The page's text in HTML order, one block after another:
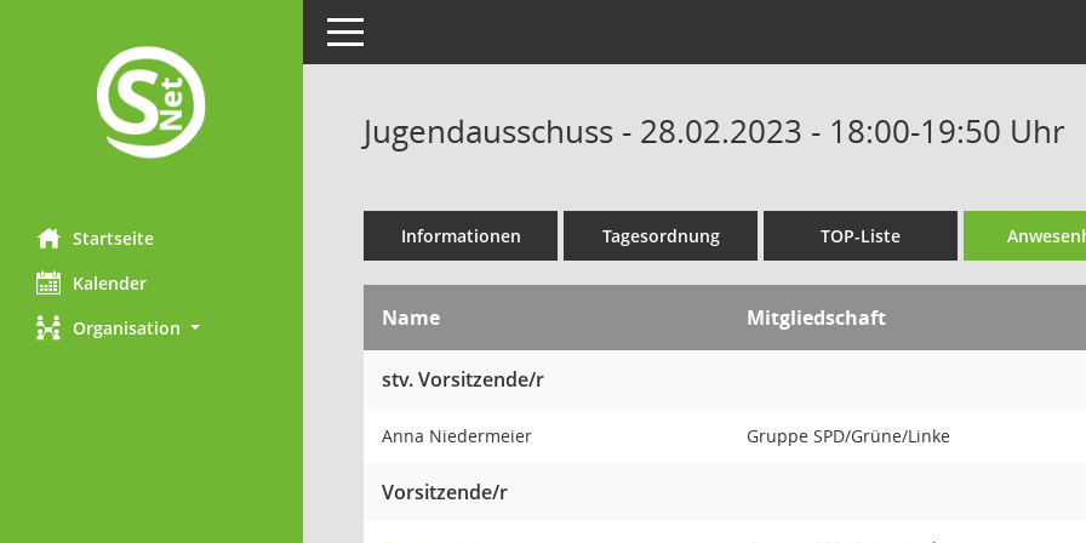
Startseite
Kalender
Organisation
Toggle navigation
Jugendausschuss - 28.02.2023 - 18:00-19:50 Uhr
Informationen Tagesordnung TOP-Liste
Name Mitgliedschaft
stv. Vorsitzende/r
Anna Niedermeier Gruppe SPD/Grüne/Linke
Vorsitzende/r